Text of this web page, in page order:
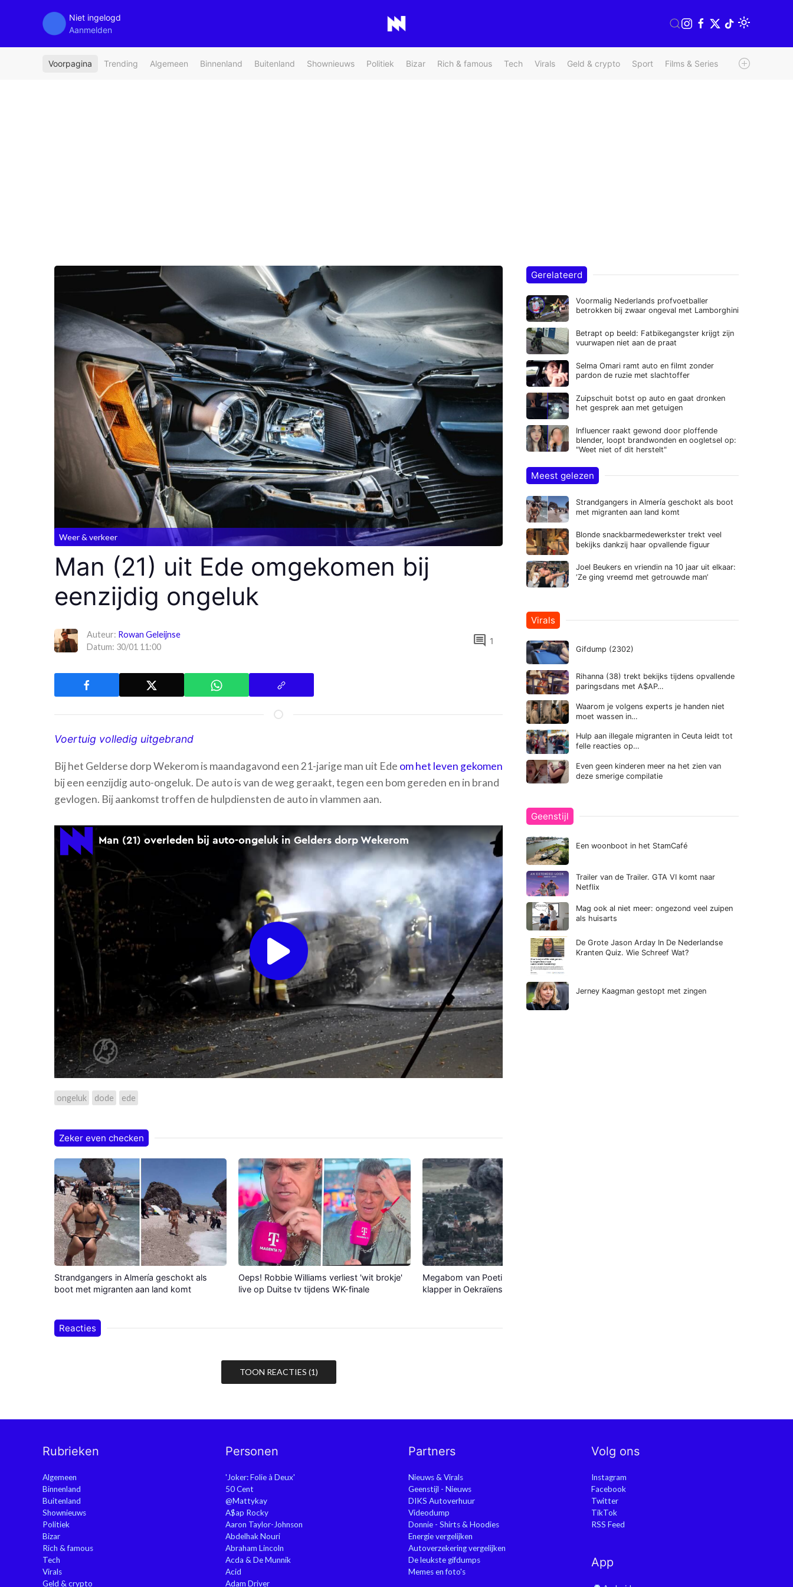
Niet ingelogd
Aanmelden
Voorpagina Trending Algemeen Binnenland Buitenland Shownieuws Politiek Bizar Rich & famous Tech Virals Geld & crypto Sport Films & Series Radio & TV
Weer & verkeer
Man (21) uit Ede omgekomen bij
eenzijdig ongeluk
Auteur: Rowan Geleijnse
Datum: 30/01 11:00
comment 1
Voertuig volledig uitgebrand
Bij het Gelderse dorp Wekerom is maandagavond een 21-jarige man uit Ede om het leven gekomen
bij een eenzijdig auto-ongeluk. De auto is van de weg geraakt, tegen een bom gereden en in brand
gevlogen. Bij aankomst troffen de hulpdiensten de auto in vlammen aan.
ongeluk dode ede
Zeker even checken
Strandgangers in Almería geschokt als
boot met migranten aan land komt
Oeps! Robbie Williams verliest 'wit brokje'
live op Duitse tv tijdens WK-finale
Megabom van Poetin maakt gigantische
klapper in Oekraïense stad
Reacties
TOON REACTIES (1)
Gerelateerd
Voormalig Nederlands profvoetballer
betrokken bij zwaar ongeval met Lamborghini
Betrapt op beeld: Fatbikegangster krijgt zijn
vuurwapen niet aan de praat
Selma Omari ramt auto en filmt zonder
pardon de ruzie met slachtoffer
Zuipschuit botst op auto en gaat dronken
het gesprek aan met getuigen
Influencer raakt gewond door ploffende
blender, loopt brandwonden en oogletsel op:
"Weet niet of dit herstelt"
Meest gelezen
Strandgangers in Almería geschokt als boot
met migranten aan land komt
Blonde snackbarmedewerkster trekt veel
bekijks dankzij haar opvallende figuur
Joel Beukers en vriendin na 10 jaar uit elkaar:
‘Ze ging vreemd met getrouwde man’
Virals
Gifdump (2302)
Rihanna (38) trekt bekijks tijdens opvallende
paringsdans met A$AP…
Waarom je volgens experts je handen niet
moet wassen in…
Hulp aan illegale migranten in Ceuta leidt tot
felle reacties op…
Even geen kinderen meer na het zien van
deze smerige compilatie
Geenstijl
Een woonboot in het StamCafé
Trailer van de Trailer. GTA VI komt naar
Netflix
Mag ook al niet meer: ongezond veel zuipen
als huisarts
De Grote Jason Arday In De Nederlandse
Kranten Quiz. Wie Schreef Wat?
Jerney Kaagman gestopt met zingen
Rubrieken
Algemeen
Binnenland
Buitenland
Shownieuws
Politiek
Bizar
Rich & famous
Tech
Virals
Geld & crypto
Personen
'Joker: Folie à Deux'
50 Cent
@Mattykay
A$ap Rocky
Aaron Taylor-Johnson
Abdelhak Nouri
Abraham Lincoln
Acda & De Munnik
Acid
Adam Driver
Partners
Nieuws & Virals
Geenstijl - Nieuws
DIKS Autoverhuur
Videodump
Donnie - Shirts & Hoodies
Energie vergelijken
Autoverzekering vergelijken
De leukste gifdumps
Memes en foto's
Volg ons
Instagram
Facebook
Twitter
TikTok
RSS Feed
App